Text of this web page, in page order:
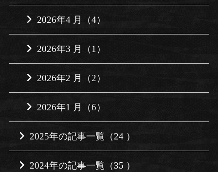
2026年4 月（4）
2026年3 月（1）
2026年2 月（2）
2026年1 月（6）
2025年の記事一覧（24 ）
2024年の記事一覧（35 ）